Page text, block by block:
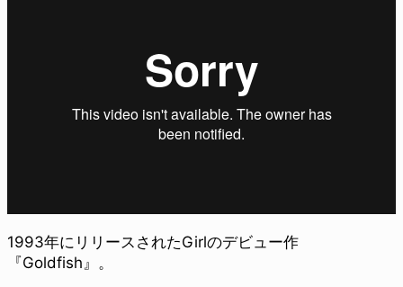
1993年にリリースされたGirlのデビュー作
『Goldfish』。